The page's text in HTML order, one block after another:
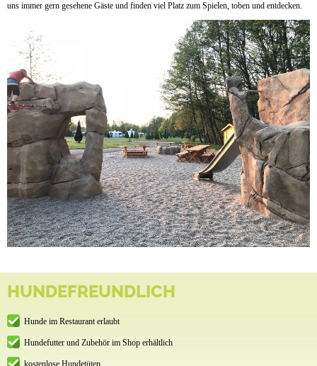
uns immer gern gesehene Gäste und finden viel Platz zum Spielen, toben und entdecken.
HUNDEFREUNDLICH
Hunde im Restaurant erlaubt
Hundefutter und Zubehör im Shop erhältlich
kostenlose Hundetüten